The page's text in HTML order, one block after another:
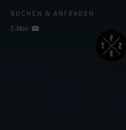
BUCHEN & ANFRAGEN
E-Mail